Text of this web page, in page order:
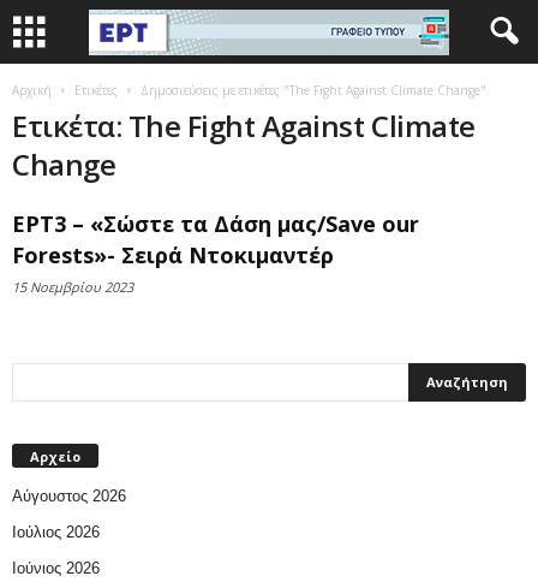
Αρχική Ετικέτες Δημοσιεύσεις με ετικέτες "The Fight Against Climate Change"
Ετικέτα: The Fight Against Climate
Change
ΕΡΤ3 – «Σώστε τα Δάση μας/Save our
Forests»- Σειρά Ντοκιμαντέρ
15 Νοεμβρίου 2023
Αρχείο
Αύγουστος 2026
Ιούλιος 2026
Ιούνιος 2026